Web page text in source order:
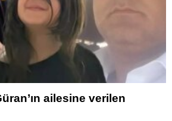
ailesine verilen